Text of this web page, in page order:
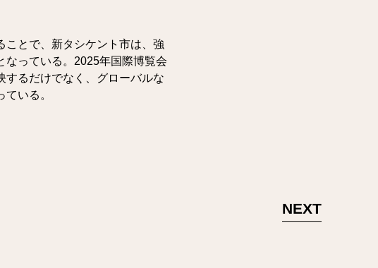
ことで、新タシケント市は、強
なっている。2025年国際博覧会
するだけでなく、グローバルな
いる。
NEXT